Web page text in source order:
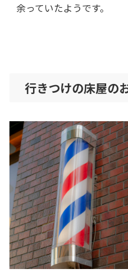
余っていたようです。
行きつけの床屋の